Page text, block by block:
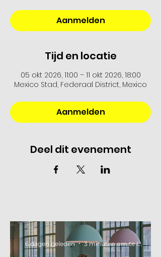
Aanmelden
Tijd en locatie
05 okt 2026, 11:00 – 11 okt 2026, 18:00
Mexico Stad, Federaal District, Mexico
Aanmelden
Deel dit evenement
6 dagen geleden 3 minuten om te lezen